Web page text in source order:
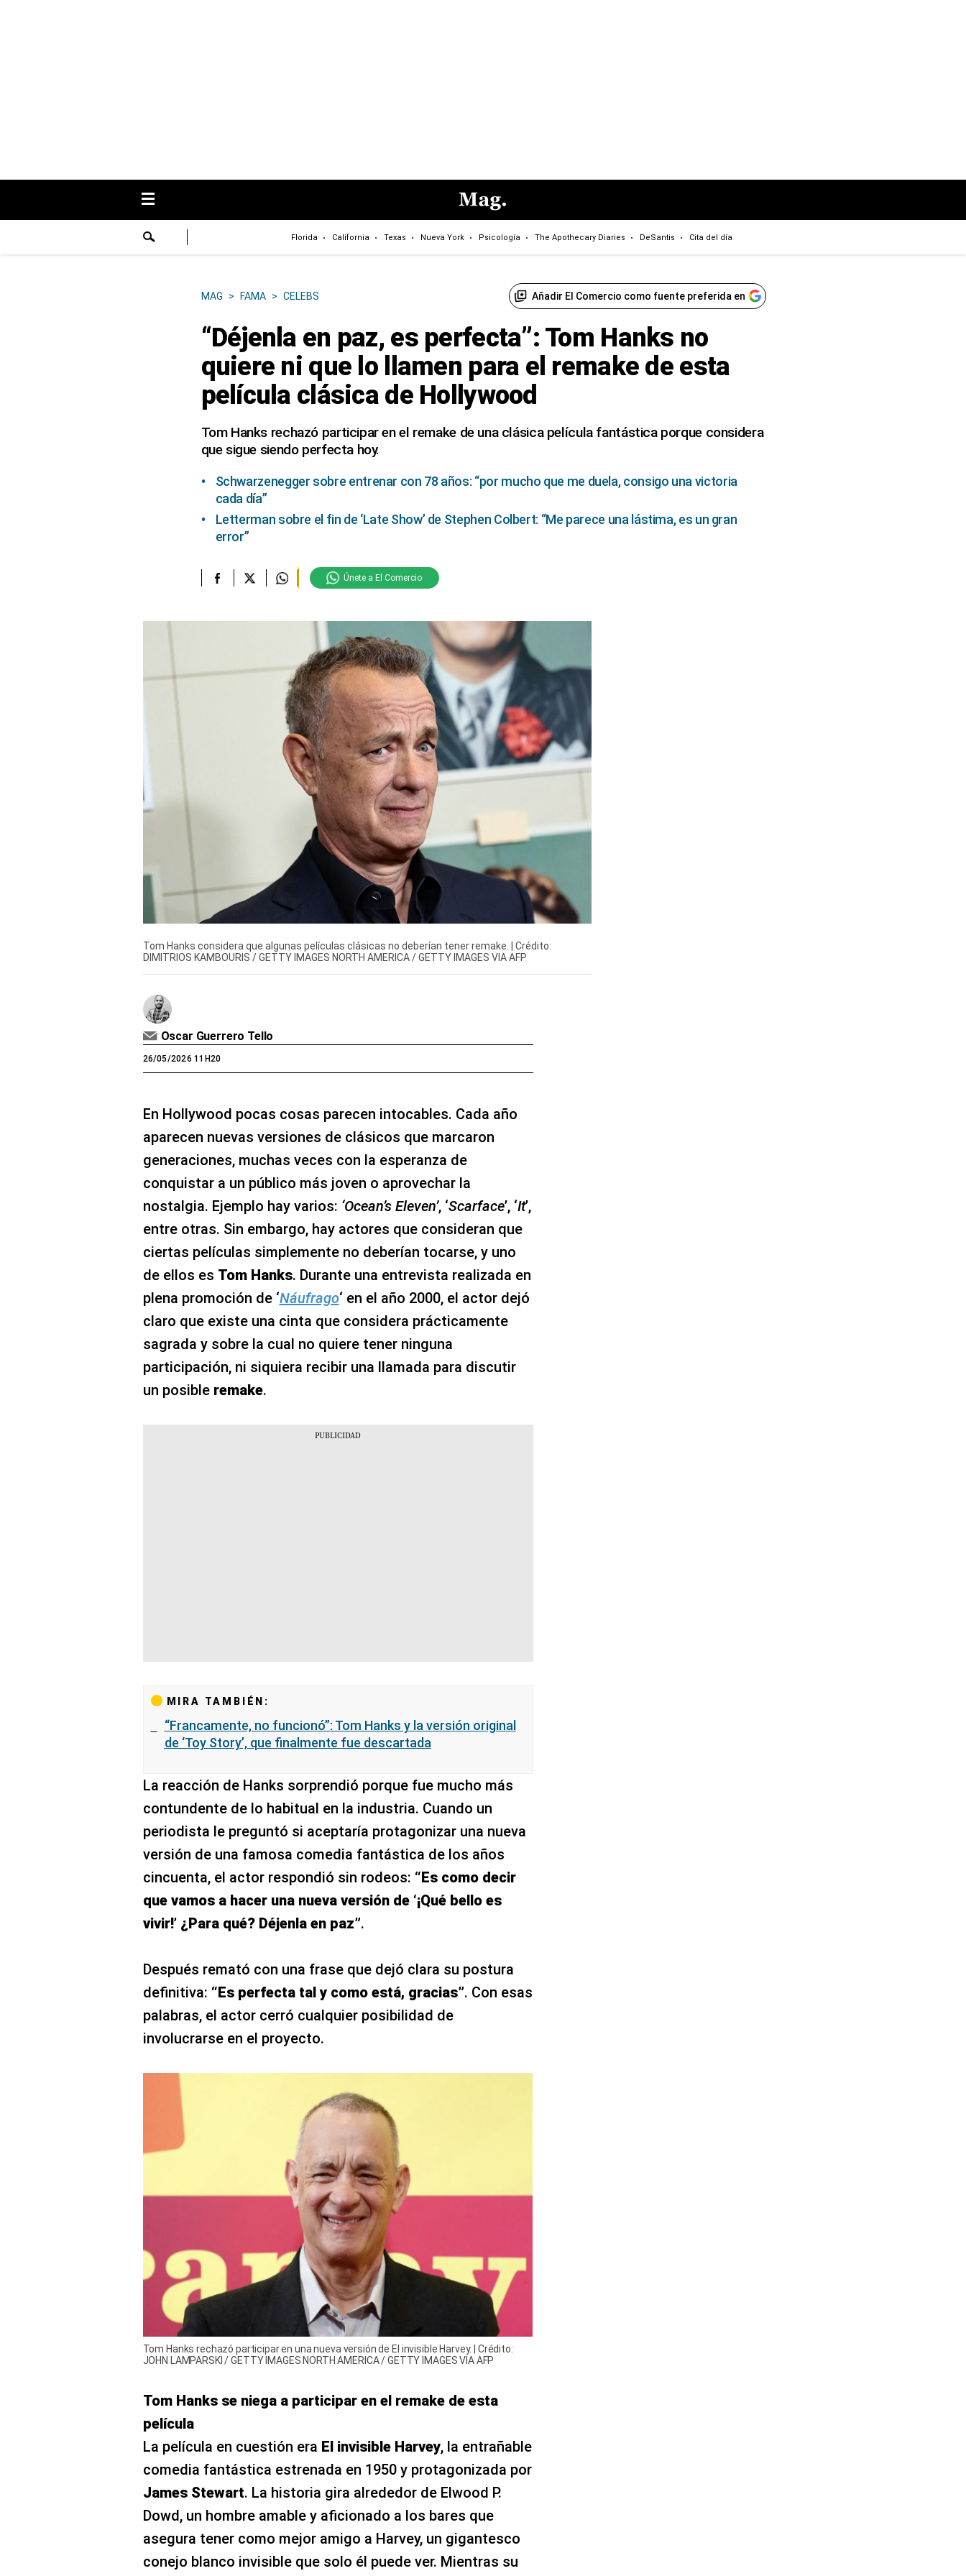
Florida California Texas Nueva York Psicología The Apothecary Diaries DeSantis Cita del día
MAG > FAMA > CELEBS Añadir El Comercio como fuente preferida en
“Déjenla en paz, es perfecta”: Tom Hanks no
quiere ni que lo llamen para el remake de esta
película clásica de Hollywood
Tom Hanks rechazó participar en el remake de una clásica película fantástica porque considera
que sigue siendo perfecta hoy.
Schwarzenegger sobre entrenar con 78 años: “por mucho que me duela, consigo una victoria
cada día”
Letterman sobre el fin de ‘Late Show’ de Stephen Colbert: “Me parece una lástima, es un gran
error”
Únete a El Comercio
Tom Hanks considera que algunas películas clásicas no deberían tener remake. | Crédito:
DIMITRIOS KAMBOURIS / GETTY IMAGES NORTH AMERICA / GETTY IMAGES VIA AFP
Oscar Guerrero Tello
26/05/2026 11H20
En Hollywood pocas cosas parecen intocables. Cada año
aparecen nuevas versiones de clásicos que marcaron
generaciones, muchas veces con la esperanza de
conquistar a un público más joven o aprovechar la
nostalgia. Ejemplo hay varios: ‘Ocean’s Eleven’, ‘Scarface’, ‘It’,
entre otras. Sin embargo, hay actores que consideran que
ciertas películas simplemente no deberían tocarse, y uno
de ellos es Tom Hanks. Durante una entrevista realizada en
plena promoción de ‘Náufrago‘ en el año 2000, el actor dejó
claro que existe una cinta que considera prácticamente
sagrada y sobre la cual no quiere tener ninguna
participación, ni siquiera recibir una llamada para discutir
un posible remake.
MIRA TAMBIÉN:
“Francamente, no funcionó”: Tom Hanks y la versión original
de ‘Toy Story’, que finalmente fue descartada
La reacción de Hanks sorprendió porque fue mucho más
contundente de lo habitual en la industria. Cuando un
periodista le preguntó si aceptaría protagonizar una nueva
versión de una famosa comedia fantástica de los años
cincuenta, el actor respondió sin rodeos: “Es como decir
que vamos a hacer una nueva versión de ‘¡Qué bello es
vivir!’ ¿Para qué? Déjenla en paz”.
Después remató con una frase que dejó clara su postura
definitiva: “Es perfecta tal y como está, gracias”. Con esas
palabras, el actor cerró cualquier posibilidad de
involucrarse en el proyecto.
Tom Hanks rechazó participar en una nueva versión de El invisible Harvey. | Crédito:
JOHN LAMPARSKI / GETTY IMAGES NORTH AMERICA / GETTY IMAGES VIA AFP
Tom Hanks se niega a participar en el remake de esta
película
La película en cuestión era El invisible Harvey, la entrañable
comedia fantástica estrenada en 1950 y protagonizada por
James Stewart. La historia gira alrededor de Elwood P.
Dowd, un hombre amable y aficionado a los bares que
asegura tener como mejor amigo a Harvey, un gigantesco
conejo blanco invisible que solo él puede ver. Mientras su